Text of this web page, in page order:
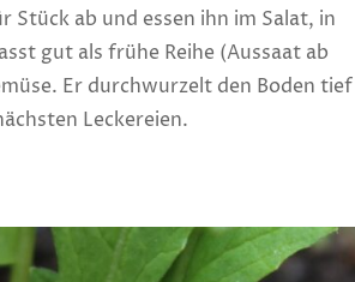
ab und essen ihn im Salat, in
gut als frühe Reihe (Aussaat ab
Er durchwurzelt den Boden tief
Leckereien.